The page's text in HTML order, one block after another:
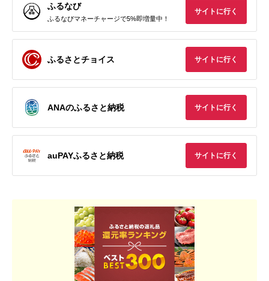
ふるなび
ふるなびマネーチャージで5%即増量中！
サイトに行く
ふるさとチョイス サイトに行く
ANAのふるさと納税 サイトに行く
auPAYふるさと納税 サイトに行く